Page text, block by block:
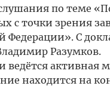
слушания по теме
с точки зрения
С
Разумков.
ведётся активная
находится на